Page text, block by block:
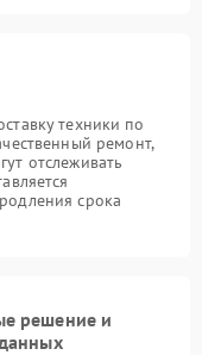
техники по
ремонт,
отслеживать
срока
решение и